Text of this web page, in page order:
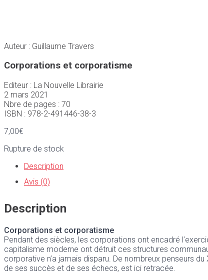
Auteur : Guillaume Travers
Corporations et corporatisme
Editeur : La Nouvelle Librairie
2 mars 2021
Nbre de pages : 70
ISBN : 978-2-491446-38-3
7,00€
Rupture de stock
Description
Avis (0)
Description
Corporations et corporatisme
Pendant des siècles, les corporations ont encadré
capitalisme moderne ont détruit ces structures
corporative n’a jamais disparu. De nombreux penseurs du
de ses succès et de ses échecs, est ici retracée.